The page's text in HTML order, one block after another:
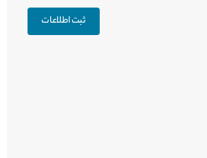
ثبت اطلاعات